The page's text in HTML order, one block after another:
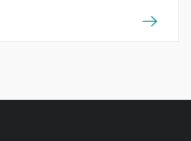
to zainteresowania
niezależnie od czasu,